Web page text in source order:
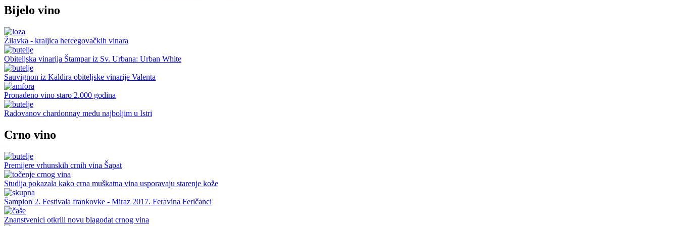
Bijelo vino
Žilavka - kraljica hercegovačkih vinara
Obiteljska vinarija Štampar iz Sv. Urbana: Urban White
Sauvignon iz Kaldira obiteljske vinarije Valenta
Pronađeno vino staro 2.000 godina
Radovanov chardonnay među najboljim u Istri
Crno vino
Premijere vrhunskih crnih vina Šapat
Studija pokazala kako crna muškatna vina usporavaju starenje kože
Šampion 2. Festivala frankovke - Miraz 2017. Feravina Feričanci
Znanstvenici otkrili novu blagodat crnog vina